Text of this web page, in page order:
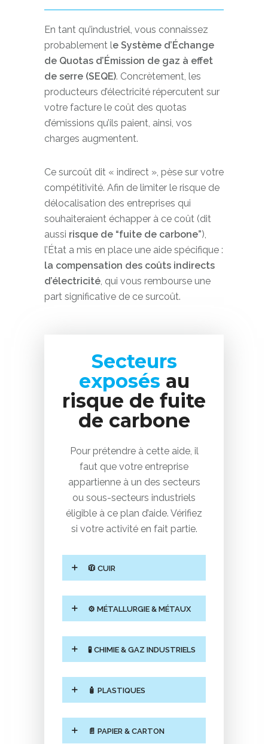
En tant qu’industriel, vous connaissez
probablement le Système d’Échange
de Quotas d’Émission de gaz à effet
de serre (SEQE). Concrètement, les
producteurs d’électricité répercutent sur
votre facture le coût des quotas
d’émissions qu’ils paient, ainsi, vos
charges augmentent.
Ce surcoût dit « indirect », pèse sur votre
compétitivité. Afin de limiter le risque de
délocalisation des entreprises qui
souhaiteraient échapper à ce coût (dit
aussi risque de “fuite de carbone”),
l’État a mis en place une aide spécifique :
la compensation des coûts indirects
d’électricité, qui vous rembourse une
part significative de ce surcoût.
Secteurs
exposés au
risque de fuite
de carbone
Pour prétendre à cette aide, il
faut que votre entreprise
appartienne à un des secteurs
ou sous-secteurs industriels
éligible à ce plan d’aide. Vérifiez
si votre activité en fait partie.
🧥 CUIR
⚙️ MÉTALLURGIE & MÉTAUX
🧪 CHIMIE & GAZ INDUSTRIELS
🧴 PLASTIQUES
📄 PAPIER & CARTON